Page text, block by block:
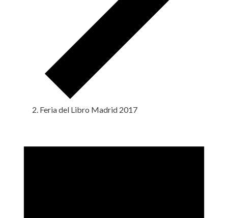
Feria del Libro Madrid 2017